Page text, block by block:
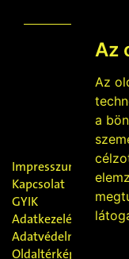
Az
Az
a
Impresszum
Kapcsolat
GYIK
Adatkezelési
Adatvédelmi
Oldaltérkép